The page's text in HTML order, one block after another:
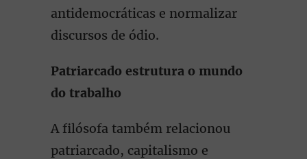
antidemocráticas e normalizar
discursos de ódio.
Patriarcado estrutura o mundo
do trabalho
A filósofa também relacionou
patriarcado, capitalismo e